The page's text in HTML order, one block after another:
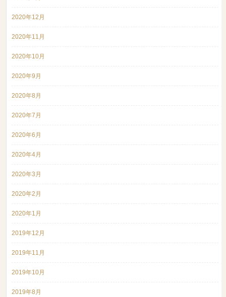
2020年12月
2020年11月
2020年10月
2020年9月
2020年8月
2020年7月
2020年6月
2020年4月
2020年3月
2020年2月
2020年1月
2019年12月
2019年11月
2019年10月
2019年8月